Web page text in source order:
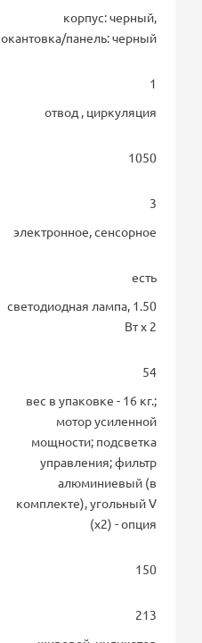
корпус: черный,
окантовка/панель: черный
1
отвод , циркуляция
1050
3
электронное, сенсорное
есть
светодиодная лампа, 1.50
Вт х 2
54
вес в упаковке - 16 кг.;
мотор усиленной
мощности; подсветка
управления; фильтр
алюминиевый (в
комплекте), угольный V
(х2) - опция
150
213